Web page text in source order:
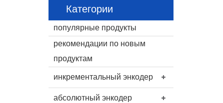
Категории
популярные продукты
рекомендации по новым
продуктам
инкрементальный энкодер
абсолютный энкодер